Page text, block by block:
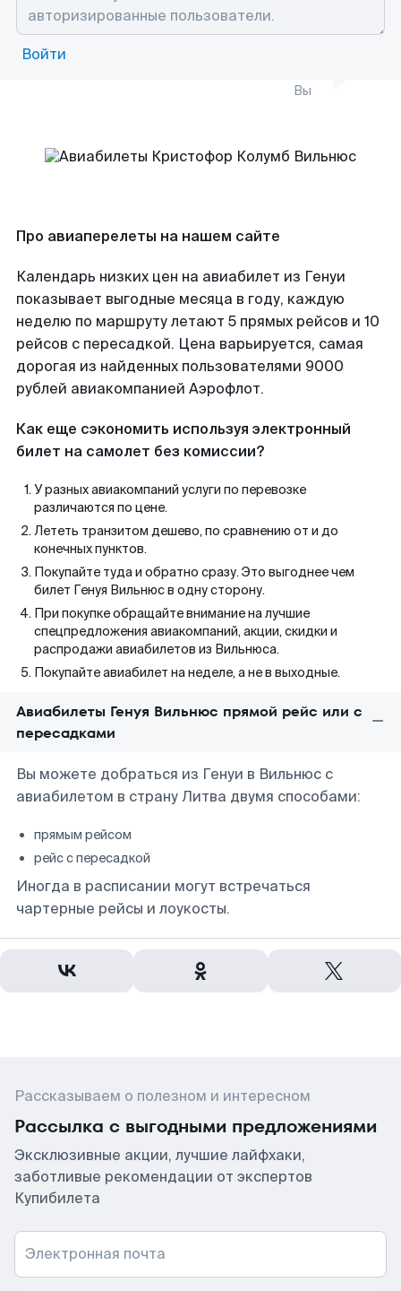
Войти
Вы
Про авиаперелеты на нашем сайте
Календарь низких цен на авиабилет из Генуи
показывает выгодные месяца в году, каждую
неделю по маршруту летают 5 прямых рейсов и 10
рейсов с пересадкой. Цена варьируется, самая
дорогая из найденных пользователями 9000
рублей авиакомпанией Аэрофлот.
Как еще сэкономить используя электронный
билет на самолет без комиссии?
У разных авиакомпаний услуги по перевозке
различаются по цене.
Лететь транзитом дешево, по сравнению от и до
конечных пунктов.
Покупайте туда и обратно сразу. Это выгоднее чем
билет Генуя Вильнюс в одну сторону.
При покупке обращайте внимание на лучшие
спецпредложения авиакомпаний, акции, скидки и
распродажи авиабилетов из Вильнюса.
Покупайте авиабилет на неделе, а не в выходные.
Авиабилеты Генуя Вильнюс прямой рейс или с
пересадками
Вы можете добраться из Генуи в Вильнюс с
авиабилетом в страну Литва двумя способами:
прямым рейсом
рейс с пересадкой
Иногда в расписании могут встречаться
чартерные рейсы и лоукосты.
Рассказываем о полезном и интересном
Рассылка с выгодными предложениями
Эксклюзивные акции, лучшие лайфхаки,
заботливые рекомендации от экспертов
Купибилета
Электронная почта